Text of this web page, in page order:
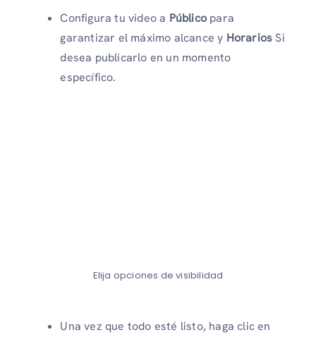
Configura tu video a Público para
garantizar el máximo alcance y HorariosSi
desea publicarlo en un momento
específico.
Elija opciones de visibilidad
Una vez que todo esté listo, haga clic en